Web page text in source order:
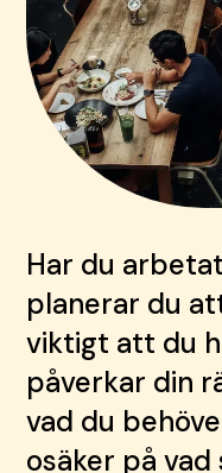
Har du
planerar du
viktigt att du
påverkar din
vad du
osäker på